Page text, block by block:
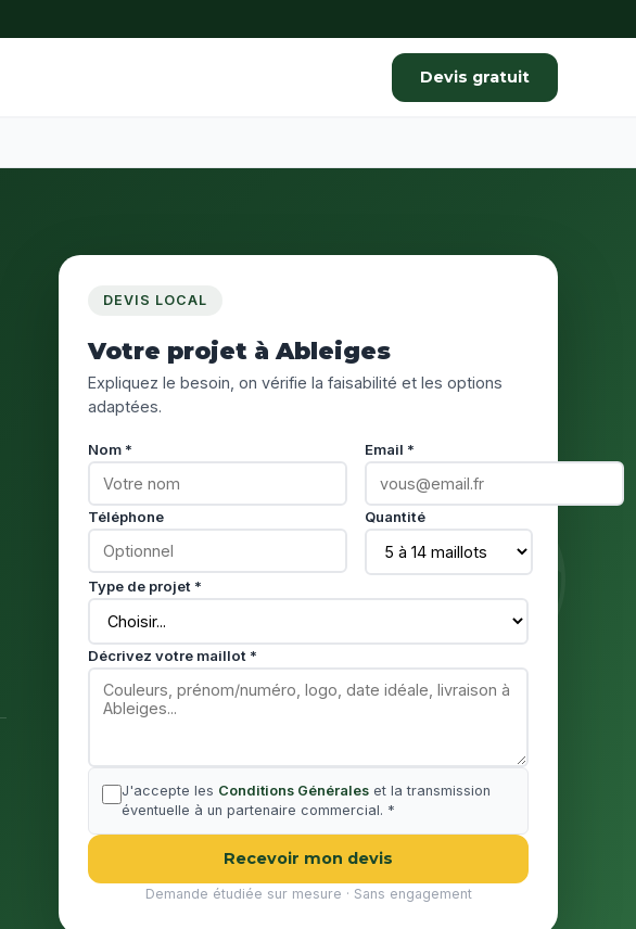
Devis gratuit
DEVIS LOCAL
Votre projet à Ableiges
Expliquez le besoin, on vérifie la faisabilité et les options
adaptées.
Nom * Email *
Téléphone Quantité
Type de projet *
Décrivez votre maillot *
J'accepte les Conditions Générales et la transmission
éventuelle à un partenaire commercial. *
Recevoir mon devis
Demande étudiée sur mesure · Sans engagement